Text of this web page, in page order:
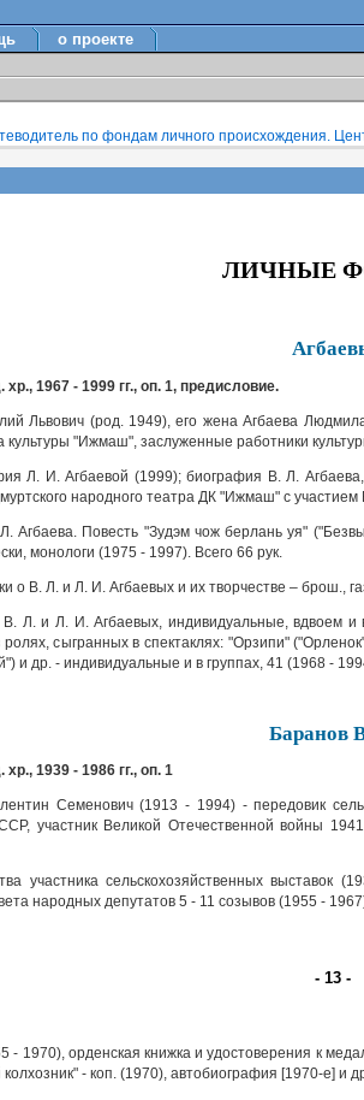
о проекте
по фондам личного происхождения.
ЛИЧНЫЕ
1967 - 1999 гг., оп. 1, предисловие.
Львович (род. 1949), его жена Агбаева
культуры "Ижмаш", заслуженные работники
Л. И. Агбаевой (1999); биография В. Л.
народного театра ДК "Ижмаш" с
Агбаева. Повесть "Зудэм чож берлань уя"
монологи (1975 - 1997). Всего 66 рук.
о В. Л. и Л. И. Агбаевых и их творчестве – брош.,
Л. и Л. И. Агбаевых, индивидуальные, вдвоем
сыгранных в спектаклях: "Орзипи"
и др. - индивидуальные и в группах, 41 (1968 -
Баранов
1939 - 1986 гг., оп. 1
Семенович (1913 - 1994) - передовик
участник Великой Отечественной войны
участника сельскохозяйственных выставок
народных депутатов 5 - 11 созывов (1955 -
- 13 -
- 1970), орденская книжка и удостоверения к
- коп. (1970), автобиография [1970-е] и